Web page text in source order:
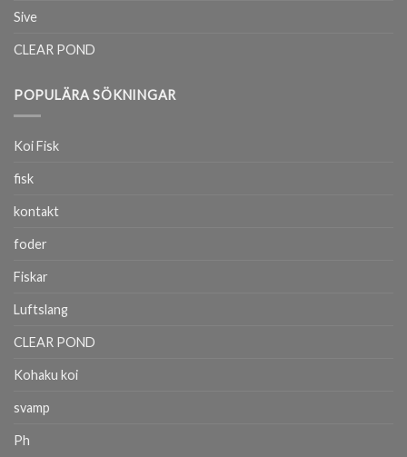
Sive
CLEAR POND
POPULÄRA SÖKNINGAR
Koi Fisk
fisk
kontakt
foder
Fiskar
Luftslang
CLEAR POND
Kohaku koi
svamp
Ph